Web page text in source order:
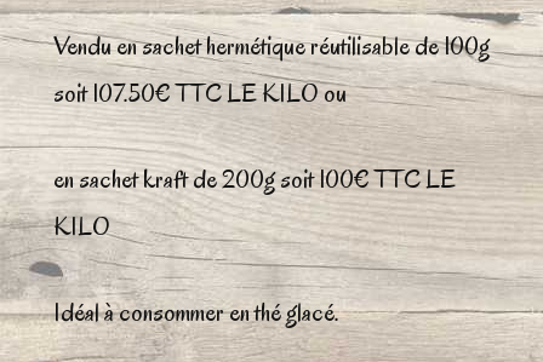
Vendu en sachet hermétique réutilisable de 100g
soit 107.50€ TTC LE KILO ou
en sachet kraft de 200g soit 100€ TTC LE
KILO
Idéal à consommer en thé glacé.